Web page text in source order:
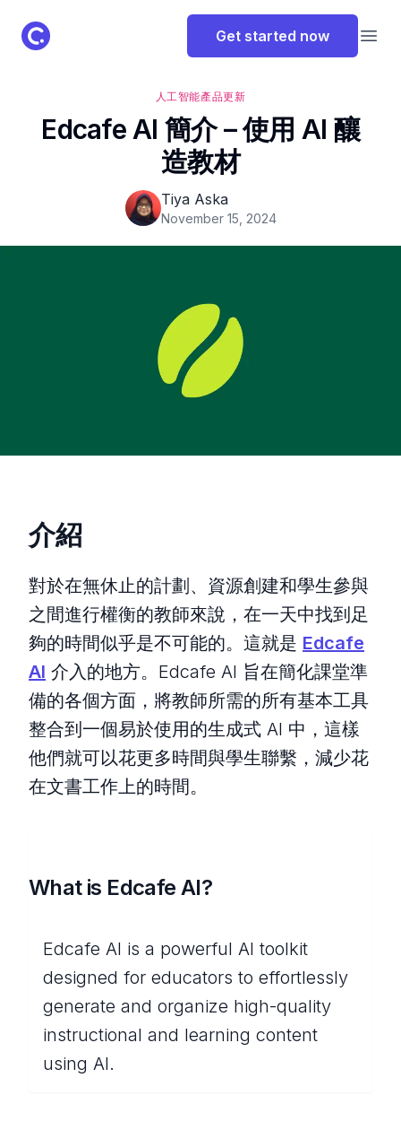
ClassPoint Logo Get started now
人工智能產品更新
Edcafe AI 簡介 – 使用 AI 釀
造教材
Tiya Aska
November 15, 2024
介紹
對於在無休止的計劃、資源創建和學生參與
之間進行權衡的教師來說，在一天中找到足
夠的時間似乎是不可能的。這就是 Edcafe
AI 介入的地方。Edcafe AI 旨在簡化課堂準
備的各個方面，將教師所需的所有基本工具
整合到一個易於使用的生成式 AI 中，這樣
他們就可以花更多時間與學生聯繫，減少花
在文書工作上的時間。
What is Edcafe AI?
Edcafe AI is a powerful AI toolkit
designed for educators to effortlessly
generate and organize high-quality
instructional and learning content
using AI.